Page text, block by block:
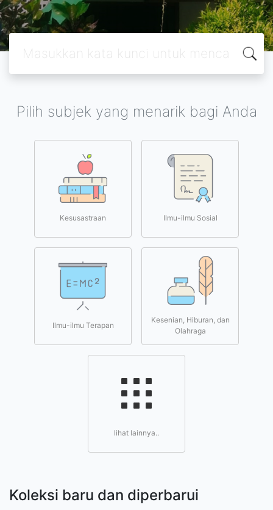
Pilih subjek yang menarik bagi Anda
Kesusastraan Ilmu-ilmu Sosial
Ilmu-ilmu Terapan
Kesenian, Hiburan, dan
Olahraga
lihat lainnya..
Koleksi baru dan diperbarui